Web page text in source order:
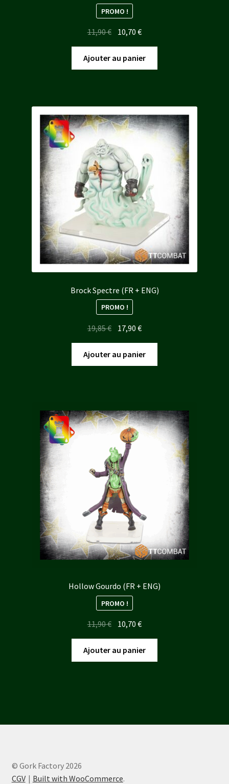
PROMO !
11,90€ Le
prix
initial
était :
10,70€Le
prix
actuel
est :
Ajouter au panier
Brock Spectre (FR + ENG)
PROMO !
19,85€ Le
initial
était :
17,90€Le
actuel
est :
Ajouter au panier
Hollow Gourdo (FR + ENG)
PROMO !
11,90€ Le
prix
initial
était :
10,70€Le
prix
actuel
est :
Ajouter au panier
© Gork Factory 2026
CGV
Built with WooCommerce.